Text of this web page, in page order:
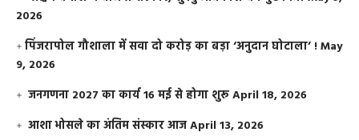
2026
​पिंजरापोल गौशाला में सवा दो करोड़ का बड़ा ‘अनुदान घोटाला’ !May
9, 2026
जनगणना 2027 का कार्य 16 मई से होगा शुरूApril 18, 2026
आशा भोसले का अंतिम संस्कार आजApril 13, 2026